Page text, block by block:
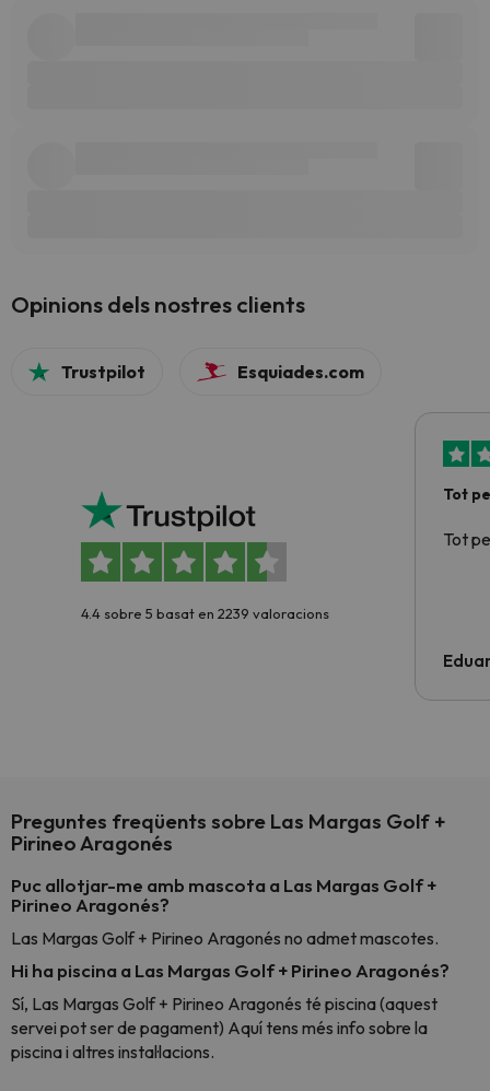
Opinions dels nostres clients
Trustpilot Esquiades.com
4.4 sobre 5 basat en 2239 valoracions
Tot
Tot
Preguntes freqüents sobre Las Margas Golf +
Pirineo Aragonés
Puc allotjar-me amb mascota a Las Margas Golf +
Pirineo Aragonés?
Las Margas Golf + Pirineo Aragonés no admet mascotes.
Hi ha piscina a Las Margas Golf + Pirineo Aragonés?
Sí, Las Margas Golf + Pirineo Aragonés té piscina (aquest
servei pot ser de pagament) Aquí tens més info sobre la
piscina i altres instal·lacions.